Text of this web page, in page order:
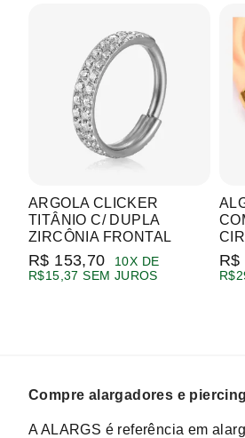
ARGOLA CLICKER
TITÂNIO C/ DUPLA
ZIRCÔNIA FRONTAL
R$ 153,70
10X DE
R$15,37 SEM JUROS
R$
Compre alargadores e
A ALARGS é referência em